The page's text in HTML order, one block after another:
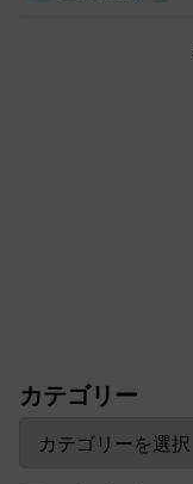
カテゴリー